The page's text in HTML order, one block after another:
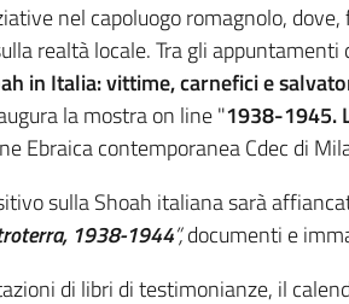
nel capoluogo romagnolo,
realtà locale. Tra gli
in Italia: vittime, carnefici e
la mostra on line "1938-1945.
Ebraica contemporanea Cdec di
sulla Shoah italiana sarà
1938-1944”,documenti e
di libri di testimonianze, il